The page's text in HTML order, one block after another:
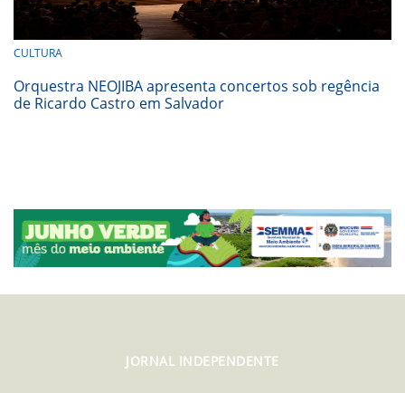
CULTURA
Orquestra NEOJIBA apresenta concertos sob regência
de Ricardo Castro em Salvador
JORNAL INDEPENDENTE